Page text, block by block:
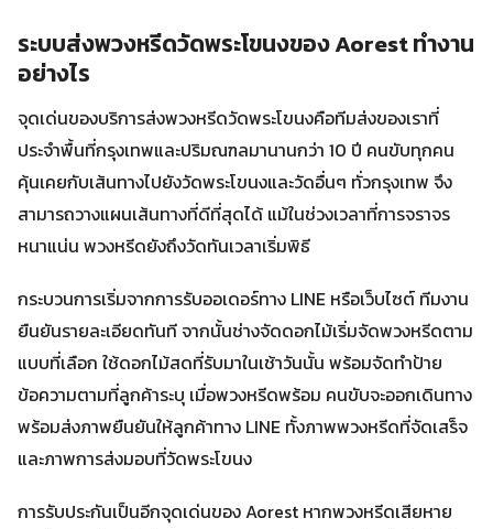
ระบบส่งพวงหรีดวัดพระโขนงของ Aorest ทำงาน
อย่างไร
จุดเด่นของบริการส่งพวงหรีดวัดพระโขนงคือทีมส่งของเราที่
ประจำพื้นที่กรุงเทพและปริมณฑลมานานกว่า 10 ปี คนขับทุกคน
คุ้นเคยกับเส้นทางไปยังวัดพระโขนงและวัดอื่นๆ ทั่วกรุงเทพ จึง
สามารถวางแผนเส้นทางที่ดีที่สุดได้ แม้ในช่วงเวลาที่การจราจร
หนาแน่น พวงหรีดยังถึงวัดทันเวลาเริ่มพิธี
กระบวนการเริ่มจากการรับออเดอร์ทาง LINE หรือเว็บไซต์ ทีมงาน
ยืนยันรายละเอียดทันที จากนั้นช่างจัดดอกไม้เริ่มจัดพวงหรีดตาม
แบบที่เลือก ใช้ดอกไม้สดที่รับมาในเช้าวันนั้น พร้อมจัดทำป้าย
ข้อความตามที่ลูกค้าระบุ เมื่อพวงหรีดพร้อม คนขับจะออกเดินทาง
พร้อมส่งภาพยืนยันให้ลูกค้าทาง LINE ทั้งภาพพวงหรีดที่จัดเสร็จ
และภาพการส่งมอบที่วัดพระโขนง
การรับประกันเป็นอีกจุดเด่นของ Aorest หากพวงหรีดเสียหาย